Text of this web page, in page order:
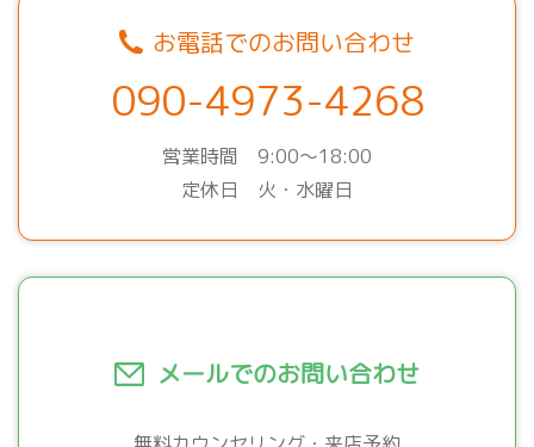
お電話でのお問い合わせ
090-4973-4268
営業時間 9:00～18:00
定休日 火・水曜日
メールでのお問い合わせ